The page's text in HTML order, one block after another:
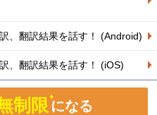
、翻訳結果を話す！ (Android)
、翻訳結果を話す！ (iOS)
制限になる